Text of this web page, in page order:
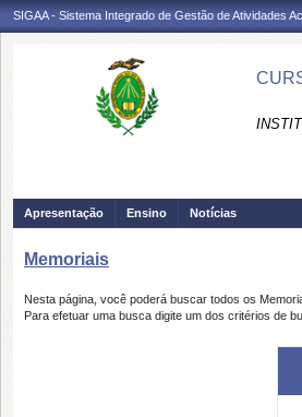
SIGAA - Sistema Integrado de Gestão de Atividades
Apresentação Ensino Notícias
Memoriais
Nesta página, você poderá buscar todos os
Para efetuar uma busca digite um dos critérios de